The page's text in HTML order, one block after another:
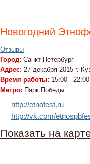
Новогодний
Отзывы
Город: Санкт-Петербург
Адрес: 27 декабря 2015 г.
Время работы: 15:00 - 22:00
Метро: Парк Победы
http://etnofest.ru
http://vk.com/
Показать на